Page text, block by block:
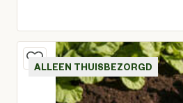
Huidige prijs
ALLEEN THUISBEZORGD